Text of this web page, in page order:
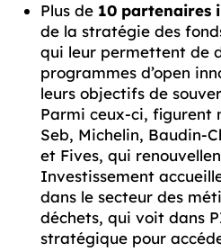
Plus de 10 partenaires
de la stratégie des
qui leur permettent de
programmes d’open
leurs objectifs de
Parmi ceux-ci, figurent
Seb, Michelin, Baudin-
et Fives, qui
Investissement
dans le secteur des
déchets, qui voit dans
stratégique pour